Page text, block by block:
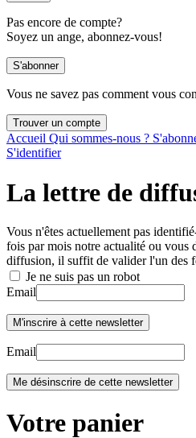
Pas encore de compte?
Soyez un ange, abonnez-vous!
Vous ne savez pas comment vous
Accueil Qui sommes-nous ?
S'identifier
La lettre de
Vous n'êtes actuellement pas
fois par mois notre actualité ou vous
diffusion, il suffit de valider l'un des
Je ne suis pas un robot
Email
Email
Votre panier